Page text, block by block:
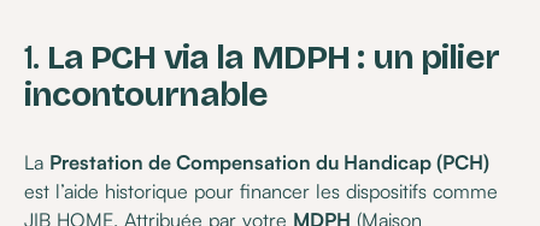
1. La PCH via la MDPH : un pilier
incontournable
La Prestation de Compensation du Handicap (PCH)
est l’aide historique pour financer les dispositifs comme
JIB HOME. Attribuée par votre MDPH (Maison